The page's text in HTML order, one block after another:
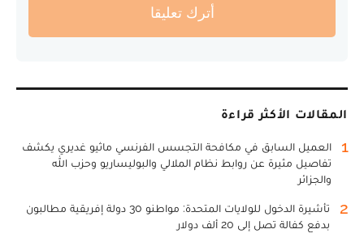
أترك تعليقا
المقالات الأكثر قراءة
1
العميل السابق في مكافحة التجسس الفرنسي ماثيو غديري يكشف
تفاصيل مثيرة عن روابط نظام الملالي والبوليساريو وحزب الله
والجزائر
2
تأشيرة الدخول للولايات المتحدة: مواطنو 30 دولة إفريقية مطالبون
بدفع كفالة تصل إلى 20 ألف دولار